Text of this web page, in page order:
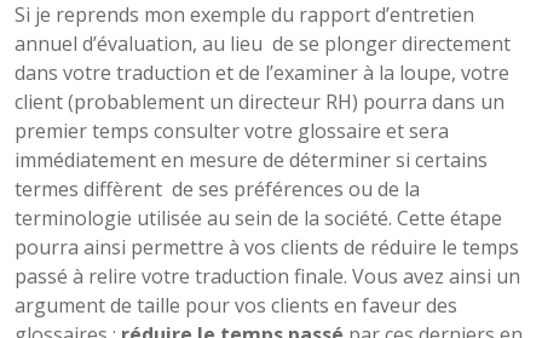
Si je reprends mon exemple du rapport d’entretien
annuel d’évaluation, au lieu de se plonger directement
dans votre traduction et de l’examiner à la loupe, votre
client (probablement un directeur RH) pourra dans un
premier temps consulter votre glossaire et sera
immédiatement en mesure de déterminer si certains
termes diffèrent de ses préférences ou de la
terminologie utilisée au sein de la société. Cette étape
pourra ainsi permettre à vos clients de réduire le temps
passé à relire votre traduction finale. Vous avez ainsi un
argument de taille pour vos clients en faveur des